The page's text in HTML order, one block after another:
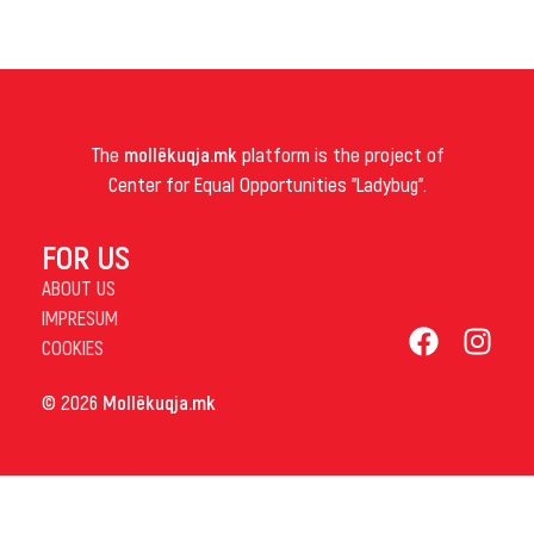
The mollëkuqja.mk platform is the project of
Center for Equal Opportunities "Ladybug".
FOR US
ABOUT US
IMPRESUM
COOKIES
© 2026 Mollëkuqja.mk